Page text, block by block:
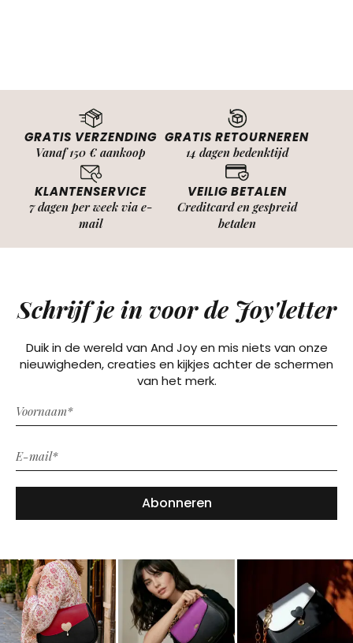
GRATIS VERZENDING
Vanaf 150 € aankoop
GRATIS RETOURNEREN
14 dagen bedenktijd
KLANTENSERVICE
7 dagen per week via e-
mail
VEILIG BETALEN
Creditcard en gespreid
betalen
Schrijf je in voor de Joy'letter
Duik in de wereld van And Joy en mis niets van onze
nieuwigheden, creaties en kijkjes achter de schermen
van het merk.
Abonneren